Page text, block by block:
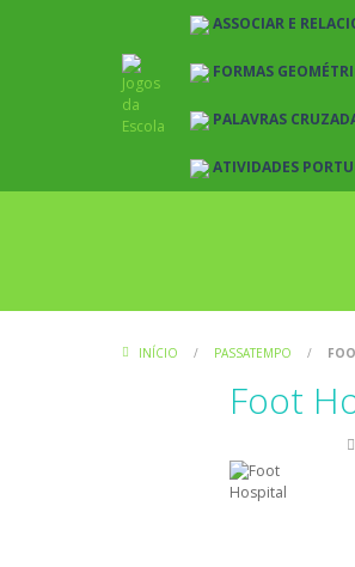
ASSOCIAR E
FORMAS
PALAVRAS
ATIVIDADES
INÍCIO / PASSATEMPO /
Foot